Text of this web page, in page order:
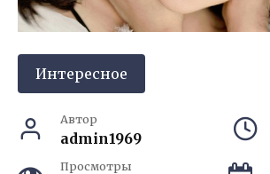
Интересное
Автор
admin1969
Просмотры